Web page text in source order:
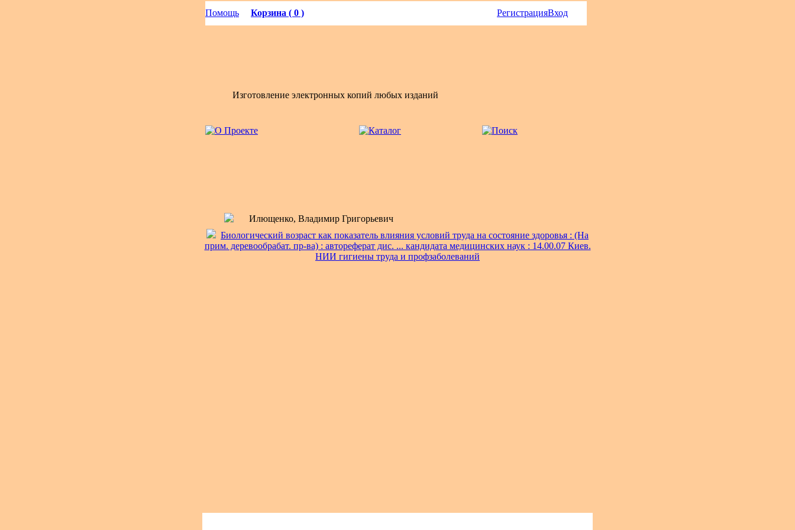
Помощь Корзина ( 0 ) РегистрацияВход
Изготовление электронных копий любых изданий
Илющенко, Владимир Григорьевич
Биологический возраст как показатель влияния условий труда на состояние здоровья : (На
прим. деревообрабат. пр-ва) : автореферат дис. ... кандидата медицинских наук : 14.00.07 Киев.
НИИ гигиены труда и профзаболеваний